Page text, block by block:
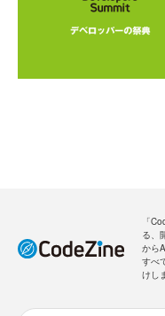
「
る、
から
すべ
けし